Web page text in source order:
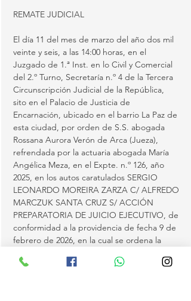
REMATE JUDICIAL
El día 11 del mes de marzo del año dos mil
veinte y seis, a las 14:00 horas, en el
Juzgado de 1.ª Inst. en lo Civil y Comercial
del 2.º Turno, Secretaría n.º 4 de la Tercera
Circunscripción Judicial de la República,
sito en el Palacio de Justicia de
Encarnación, ubicado en el barrio La Paz de
esta ciudad, por orden de S.S. abogada
Rossana Aurora Verón de Arca (Jueza),
refrendada por la actuaria abogada María
Angélica Meza, en el Expte. n.º 126, año
2025, en los autos caratulados SERGIO
LEONARDO MOREIRA ZARZA C/ ALFREDO
MARCZUK SANTA CRUZ S/ ACCIÓN
PREPARATORIA DE JUICIO EJECUTIVO, de
conformidad a la providencia de fecha 9 de
febrero de 2026, en la cual se ordena la
embargado en autos, sin base de venta y al